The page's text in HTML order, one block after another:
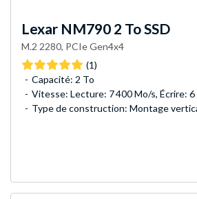
Lexar NM790 2 To SSD
M.2 2280, PCIe Gen4x4
(1)
Capacité: 2 To
Vitesse: Lecture: 7 400 Mo/s, Écrire: 6
Type de construction: Montage